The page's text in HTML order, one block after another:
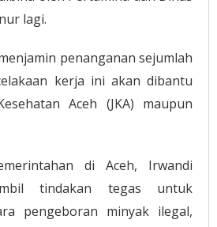
lagi.
penanganan sejumlah
kerja ini akan dibantu
Aceh (JKA) maupun
di Aceh, Irwandi
tindakan tegas untuk
pengeboran minyak ilegal,